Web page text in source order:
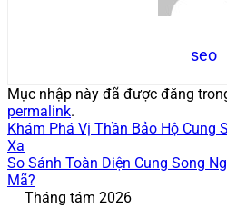
seo
Mục nhập này đã được đăng
permalink.
Khám Phá Vị Thần Bảo Hộ Cung
Xa
So Sánh Toàn Diện Cung Song
Mã?
Tháng tám 2026